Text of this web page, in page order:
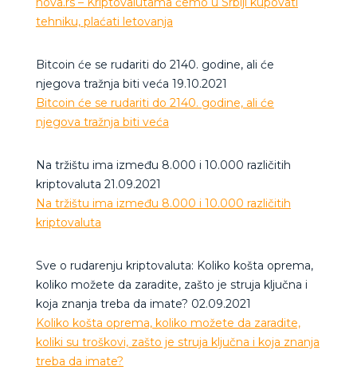
tehniku, plaćati letovanja
Bitcoin će se rudariti do 2140. godine, ali će
njegova tražnja biti veća 19.10.2021
Bitcoin će se rudariti do 2140. godine, ali će
njegova tražnja biti veća
Na tržištu ima između 8.000 i 10.000 različitih
kriptovaluta 21.09.2021
Na tržištu ima između 8.000 i 10.000 različitih
kriptovaluta
Sve o rudarenju kriptovaluta: Koliko košta oprema,
koliko možete da zaradite, zašto je struja ključna i
koja znanja treba da imate? 02.09.2021
Koliko košta oprema, koliko možete da zaradite,
koliki su troškovi, zašto je struja ključna i koja znanja
treba da imate?